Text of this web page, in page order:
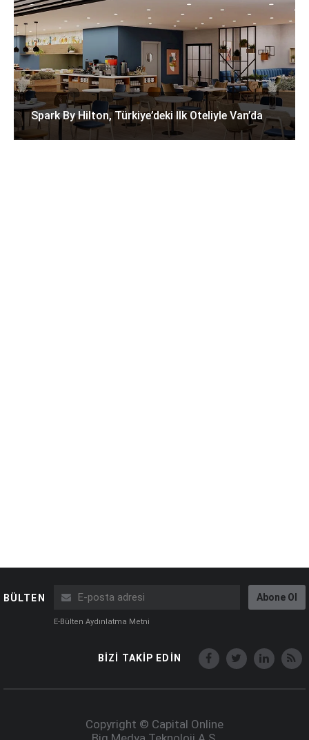
Spark By Hilton, Türkiye’deki Ilk Oteliyle Van’da
BÜLTEN Abone Ol
E-Bülten Aydınlatma Metni
BİZİ TAKİP EDİN
Copyright © Capital Online